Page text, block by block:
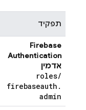
תפקיד
Firebase
Authentication
אדמין
roles/
firebaseauth .
admin